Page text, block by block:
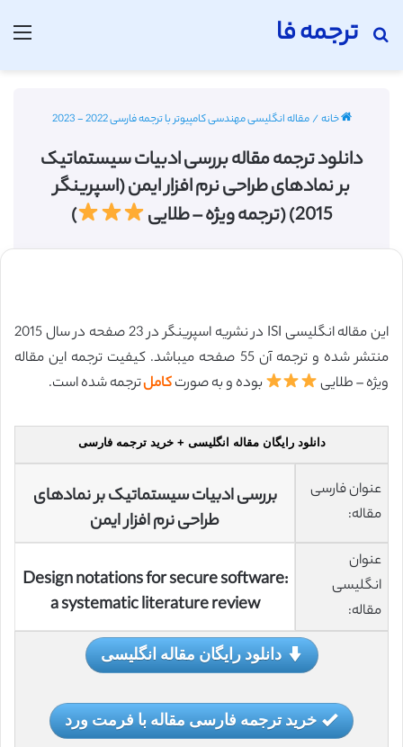
ترجمه فا
جستجو برای
خانه/مقاله انگلیسی مهندسی کامپیوتر با ترجمه فارسی 2022 - 2023
دانلود ترجمه مقاله بررسی ادبیات سیستماتیک
بر نمادهای طراحی نرم افزار ایمن (اسپرینگر
2015) (ترجمه ویژه – طلایی
)
این مقاله انگلیسی ISI در نشریه اسپرینگر در 23 صفحه در سال 2015
منتشر شده و ترجمه آن 55 صفحه میباشد. کیفیت ترجمه این مقاله
ویژه – طلایی
بوده و به صورتکاملترجمه شده است.
دانلود رایگان مقاله انگلیسی + خرید ترجمه فارسی
عنوان فارسی
مقاله:
بررسی ادبیات سیستماتیک بر نمادهای
طراحی نرم افزار ایمن
عنوان
انگلیسی
مقاله:
Design notations for secure software:
a systematic literature review
دانلود رایگان مقاله انگلیسی
خرید ترجمه فارسی مقاله با فرمت ورد